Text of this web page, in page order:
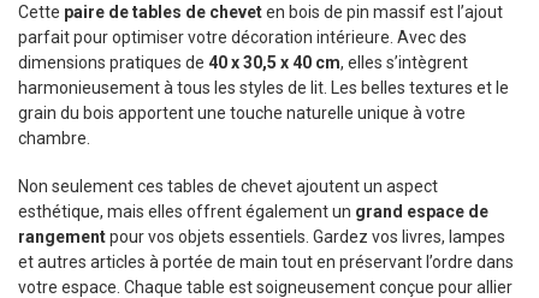
Cette paire de tables de cheveten bois de pin massif est l’ajout
parfait pour optimiser votre décoration intérieure. Avec des
dimensions pratiques de 40 x 30,5 x 40 cm, elles s’intègrent
harmonieusement à tous les styles de lit. Les belles textures et le
grain du bois apportent une touche naturelle unique à votre
chambre.
Non seulement ces tables de chevet ajoutent un aspect
esthétique, mais elles offrent également un grand espace de
rangementpour vos objets essentiels. Gardez vos livres, lampes
et autres articles à portée de main tout en préservant l’ordre dans
votre espace. Chaque table est soigneusement conçue pour allier